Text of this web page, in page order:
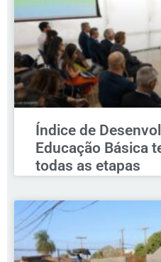
Índice de
Educação Básica
todas as etapas